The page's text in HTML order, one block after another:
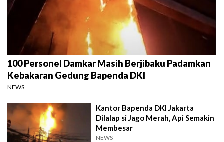
100 Personel Damkar Masih Berjibaku Padamkan
Kebakaran Gedung Bapenda DKI
NEWS
Kantor Bapenda DKI Jakarta
Dilalap si Jago Merah, Api Semakin
Membesar
NEWS